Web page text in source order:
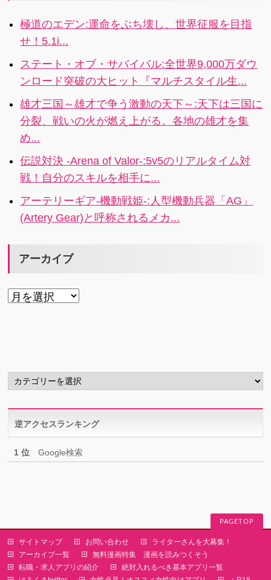
召喚し冒険へ
出発しよう！
4.4
な画面でプレ
派手な演出を
好きな画面で
体験しよう！
極道のエデン:運命をぶち壊し、世界征服を目指
せ！5.1i...
ステート・オブ・サバイバル:全世界9,000万ダウ
ンロード突破の大ヒット『マルチスタイル生...
雄才三国～雄才で争う激動の天下～:天下は三国に
分裂、戦いの火が燃え上がる。各地の雄才を集
め...
伝説対決 -Arena of Valor-:5v5のリアルタイム対
戦！自分のスキルを相手に...
アーテリーギア-機動戦姫-:人型機動兵器「AG」
(Artery Gear)と呼称されるメカ...
アーカイブ
ア
カ
テ
リ
ー逆アクセスランキング
1 位 Google検索
PAGETOP
サイトマップ お問い合わせ
ライターさんを大募集！
アーカイブ一覧
無料漫画特集 漫画を読みつくそう
転職・求人アプリの紹介
絶対入れるべき基本アプリ一覧